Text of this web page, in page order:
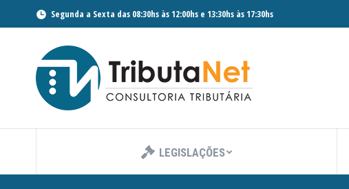
Segunda a Sexta das 08:30hs às 12:00hs e 13:30hs às 17:30hs
LEGISLAÇÕES